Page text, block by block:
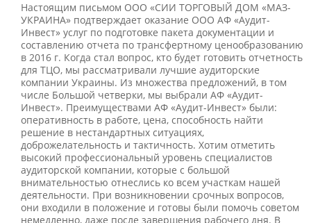
Настоящим письмом ООО «СИИ ТОРГОВЫЙ ДОМ «МАЗ-
УКРАИНА» подтверждает оказание ООО АФ «Аудит-
Инвест» услуг по подготовке пакета документации и
составлению отчета по трансфертному ценообразованию
в 2016 г. Когда стал вопрос, кто будет готовить отчетность
для ТЦО, мы рассматривали лучшие аудиторские
компании Украины. Из множества предложений, в том
числе Большой четверки, мы выбрали АФ «Аудит-
Инвест». Преимуществами АФ «Аудит-Инвест» были:
оперативность в работе, цена, способность найти
решение в нестандартных ситуациях,
доброжелательность и тактичность. Хотим отметить
высокий профессиональный уровень специалистов
аудиторской компании, которые с большой
внимательностью отнеслись ко всем участкам нашей
деятельности. При возникновении срочных вопросов,
они входили в положение и готовы были помочь советом
немедленно, даже после завершения рабочего дня. В